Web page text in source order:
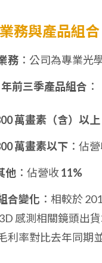
務與產品組合
務 ：公司為專業光
前三季產品組合 ：
萬畫素（含）以上
萬畫素以下 ：佔
他 ：佔營收11%
合變化 ：相較於
感測相關鏡頭出
利率對比去年同期